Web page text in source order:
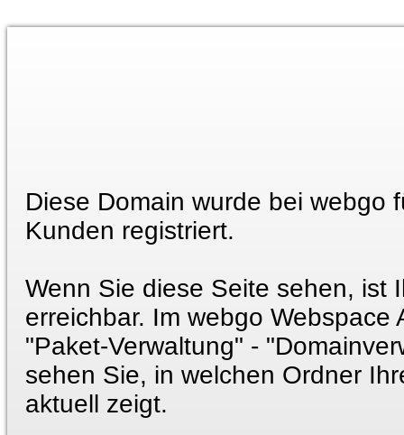
Diese Domain wurde bei webgo
Kunden registriert.
Wenn Sie diese Seite sehen, ist
erreichbar. Im webgo Webspace
"Paket-Verwaltung" -
sehen Sie, in welchen Ordner
aktuell zeigt.